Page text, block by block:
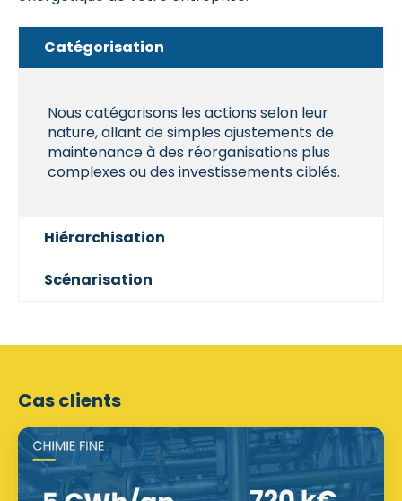
Catégorisation
Nous catégorisons les actions selon leur
nature, allant de simples ajustements de
maintenance à des réorganisations plus
complexes ou des investissements ciblés.
Hiérarchisation
Scénarisation
Cas clients